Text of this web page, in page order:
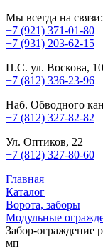
Мы всегда на связи:
+7 (921) 371-01-80
+7 (931) 203-62-15
П.С. ул. Воскова, 10
+7 (812) 336-23-96
Наб. Обводного
+7 (812) 327-82-82
Ул. Оптиков, 22
+7 (812) 327-80-60
Главная
Каталог
Ворота, заборы
Модульные
Забор-ограждение
мп